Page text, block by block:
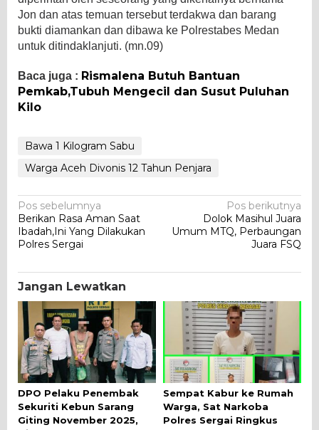
Jon dan atas temuan tersebut terdakwa dan barang
bukti diamankan dan dibawa ke Polrestabes Medan
untuk ditindaklanjuti. (mn.09)
Baca juga : Rismalena Butuh Bantuan
Pemkab,Tubuh Mengecil dan Susut Puluhan
Kilo
Bawa 1 Kilogram Sabu
Warga Aceh Divonis 12 Tahun Penjara
Navigasi
pos
Pos sebelumnya
Berikan Rasa Aman Saat
Ibadah,Ini Yang Dilakukan
Polres Sergai
Pos berikutnya
Dolok Masihul Juara
Umum MTQ, Perbaungan
Juara FSQ
Jangan Lewatkan
DPO Pelaku Penembak
Sekuriti Kebun Sarang
Giting November 2025,
Sempat Kabur ke Rumah
Warga, Sat Narkoba
Polres Sergai Ringkus